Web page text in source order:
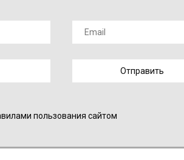
пользования сайтом